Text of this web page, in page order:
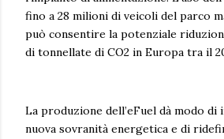
fino a 28 milioni di veicoli del parco
può consentire la potenziale
di tonnellate di CO2 in Europa tra il
La produzione dell’eFuel dà modo di
nuova sovranità energetica e di